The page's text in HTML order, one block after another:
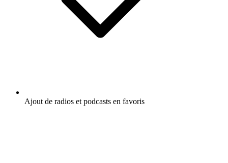
Ajout de radios et podcasts en favoris